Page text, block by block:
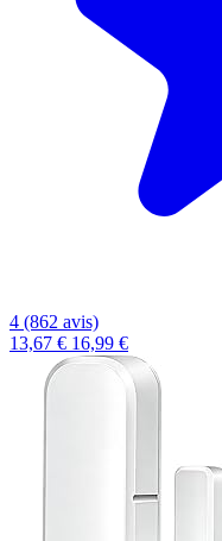
4 (862 avis)
13,67 € 16,99 €